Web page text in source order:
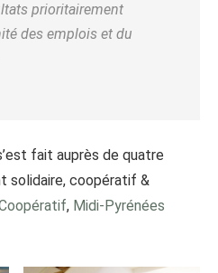
prioritairement
des emplois et du
fait auprès de quatre
solidaire, coopératif &
, Midi-Pyrénées